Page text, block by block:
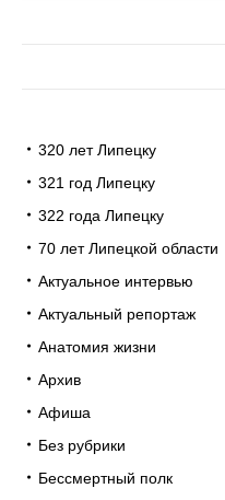
320 лет Липецку
321 год Липецку
322 года Липецку
70 лет Липецкой области
Актуальное интервью
Актуальный репортаж
Анатомия жизни
Архив
Афиша
Без рубрики
Бессмертный полк